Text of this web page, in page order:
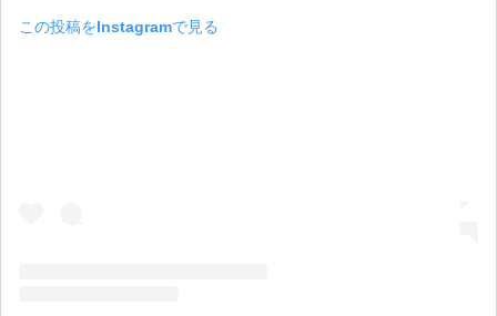
この投稿をInstagramで見る